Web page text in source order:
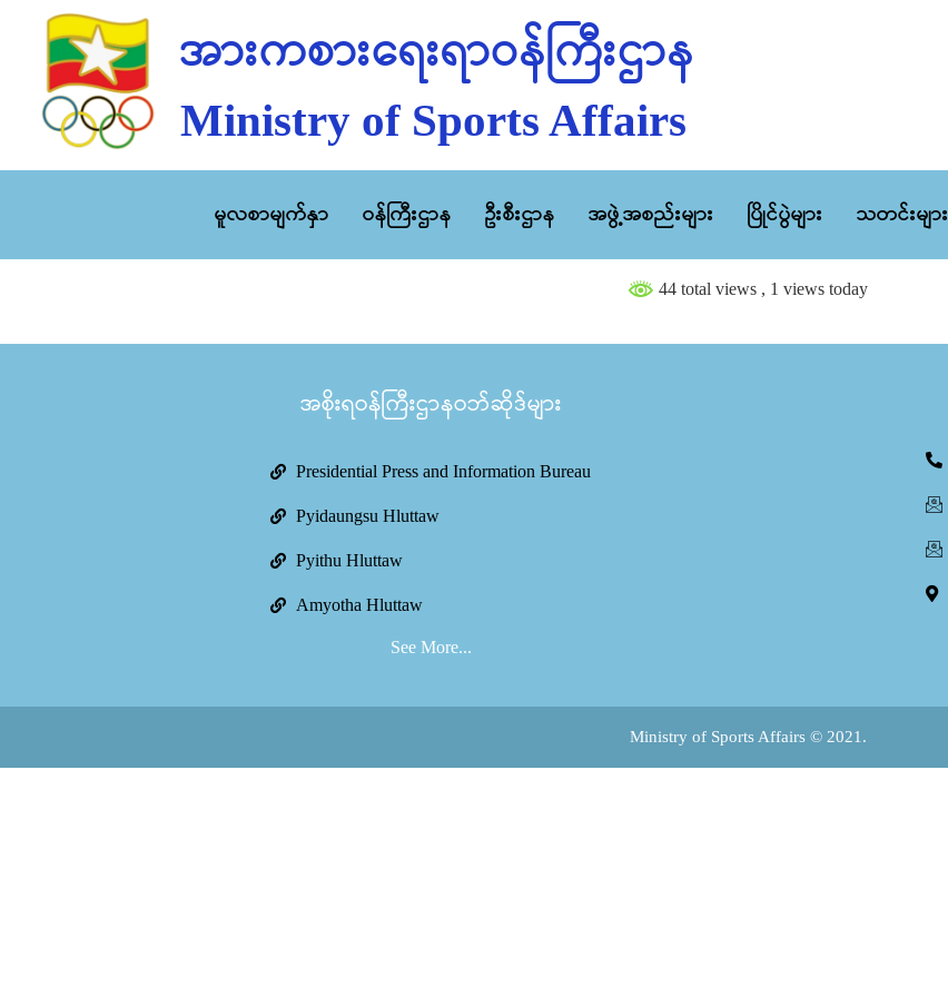
အားကစားရေးရာဝန်ကြီးဌာန
Ministry of Sports Affairs
မူလစာမျက်နှာ ဝန်ကြီးဌာန ဦးစီးဌာန အဖွဲ့အစည်းများ ပြိုင်ပွဲများ သတင်းများ
44 total views , 1 views today
အစိုးရဝန်ကြီးဌာနဝဘ်ဆိုဒ်များ
Presidential Press and Information Bureau
Pyidaungsu Hluttaw
Pyithu Hluttaw
Amyotha Hluttaw
See More...
Ministry of Sports Affairs © 2021.